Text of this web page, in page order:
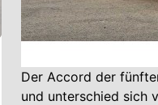
Der Accord der
und unterschied sich